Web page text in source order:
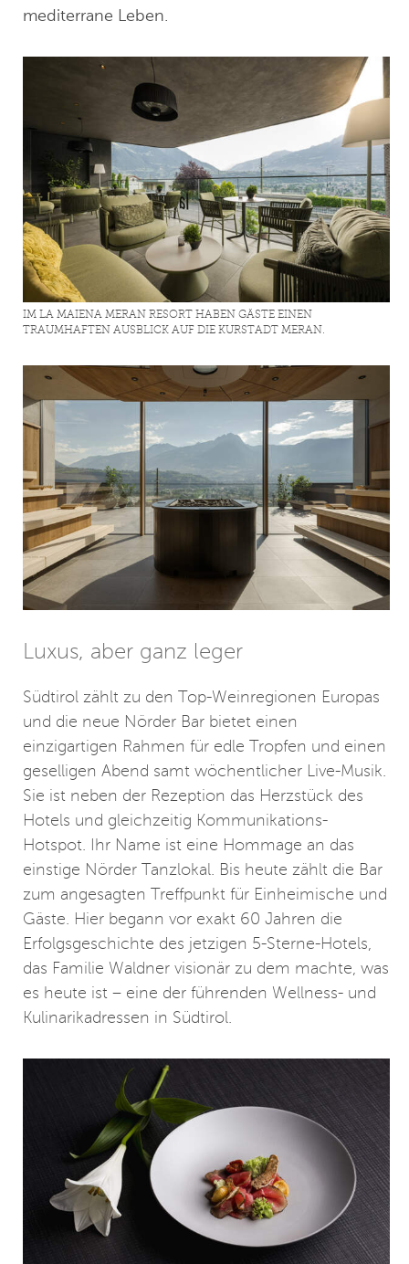
mediterrane Leben.
IM LA MAIENA MERAN RESORT HABEN GÄSTE EINEN
TRAUMHAFTEN AUSBLICK AUF DIE KURSTADT MERAN.
Luxus, aber ganz leger
Südtirol zählt zu den Top-Weinregionen Europas
und die neue Nörder Bar bietet einen
einzigartigen Rahmen für edle Tropfen und einen
geselligen Abend samt wöchentlicher Live-Musik.
Sie ist neben der Rezeption das Herzstück des
Hotels und gleichzeitig Kommunikations-
Hotspot. Ihr Name ist eine Hommage an das
einstige Nörder Tanzlokal. Bis heute zählt die Bar
zum angesagten Treffpunkt für Einheimische und
Gäste. Hier begann vor exakt 60 Jahren die
Erfolgsgeschichte des jetzigen 5-Sterne-Hotels,
das Familie Waldner visionär zu dem machte, was
es heute ist – eine der führenden Wellness- und
Kulinarikadressen in Südtirol.